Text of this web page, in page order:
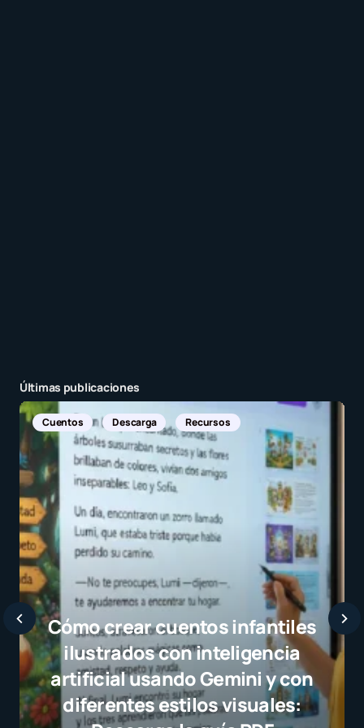
Últimas publicaciones
Javier
selección
el juego